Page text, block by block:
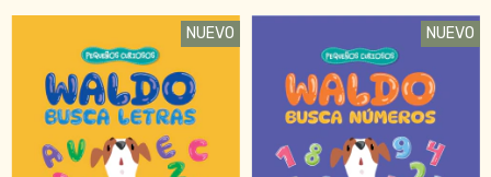
NUEVO NUEVO